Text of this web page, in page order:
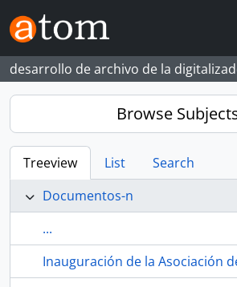
Skip to main content
desarrollo de archivo de la
Browse
Treeview List
Search
Documentos-n
...